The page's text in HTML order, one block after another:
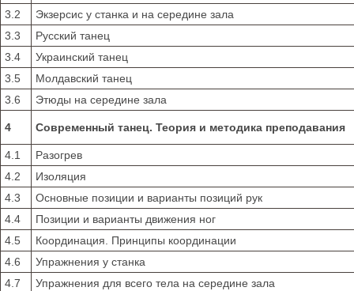
3.2
Экзерсис у станка и на середине зала
3.3
Русский танец
3.4
Украинский танец
3.5
Молдавский танец
3.6
Этюды на середине зала
4 Современный танец. Теория и методика преподавания
4.1
Разогрев
4.2
Изоляция
4.3
Основные позиции и варианты позиций рук
4.4
Позиции и варианты движения ног
4.5
Координация. Принципы координации
4.6
Упражнения у станка
4.7
Упражнения для всего тела на середине зала